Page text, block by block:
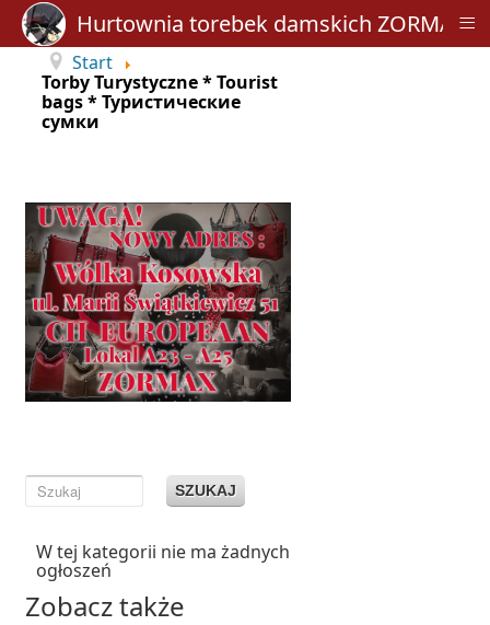
Start
Torby Turystyczne * Tourist
bags * Туристические
сумки
SZUKAJ
W tej kategorii nie ma żadnych
ogłoszeń
Zobacz także
Hurtownia torebek damskich ZORMAX≡